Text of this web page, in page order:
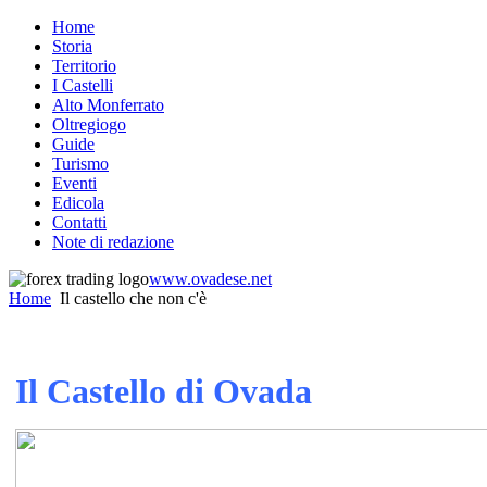
Home
Storia
Territorio
I Castelli
Alto Monferrato
Oltregiogo
Guide
Turismo
Eventi
Edicola
Contatti
Note di redazione
www.ovadese.net
Home Il castello che non c'è
Il Castello di Ovada